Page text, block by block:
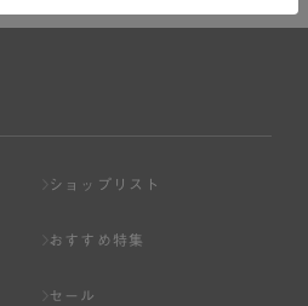
ショップリスト
おすすめ特集
セール